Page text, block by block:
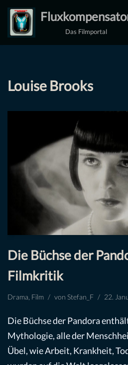
Zum
Inhalt
Das Filmportal
Louise Brooks
Die Büchse der
Filmkritik
Drama Film von Stefan_F 22.
Die Büchse der Pandora
Mythologie, alle der
Übel, wie Arbeit, Krankheit,